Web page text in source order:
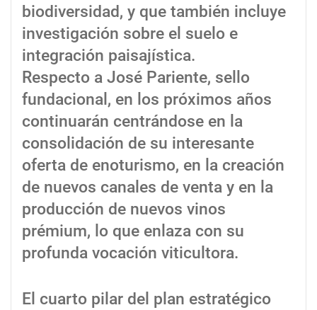
biodiversidad, y que también incluye
investigación sobre el suelo e
integración paisajística.
Respecto a José Pariente, sello
fundacional, en los próximos años
continuarán centrándose en la
consolidación de su interesante
oferta de enoturismo, en la creación
de nuevos canales de venta y en la
producción de nuevos vinos
prémium, lo que enlaza con su
profunda vocación viticultora.
El cuarto pilar del plan estratégico